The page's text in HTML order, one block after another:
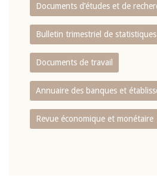
Documents d’études et de
Bulletin trimestriel de statistiques
Documents de travail
Annuaire des banques et
Revue économique et monétaire